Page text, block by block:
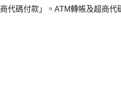
代碼付款」。ATM轉帳及超商